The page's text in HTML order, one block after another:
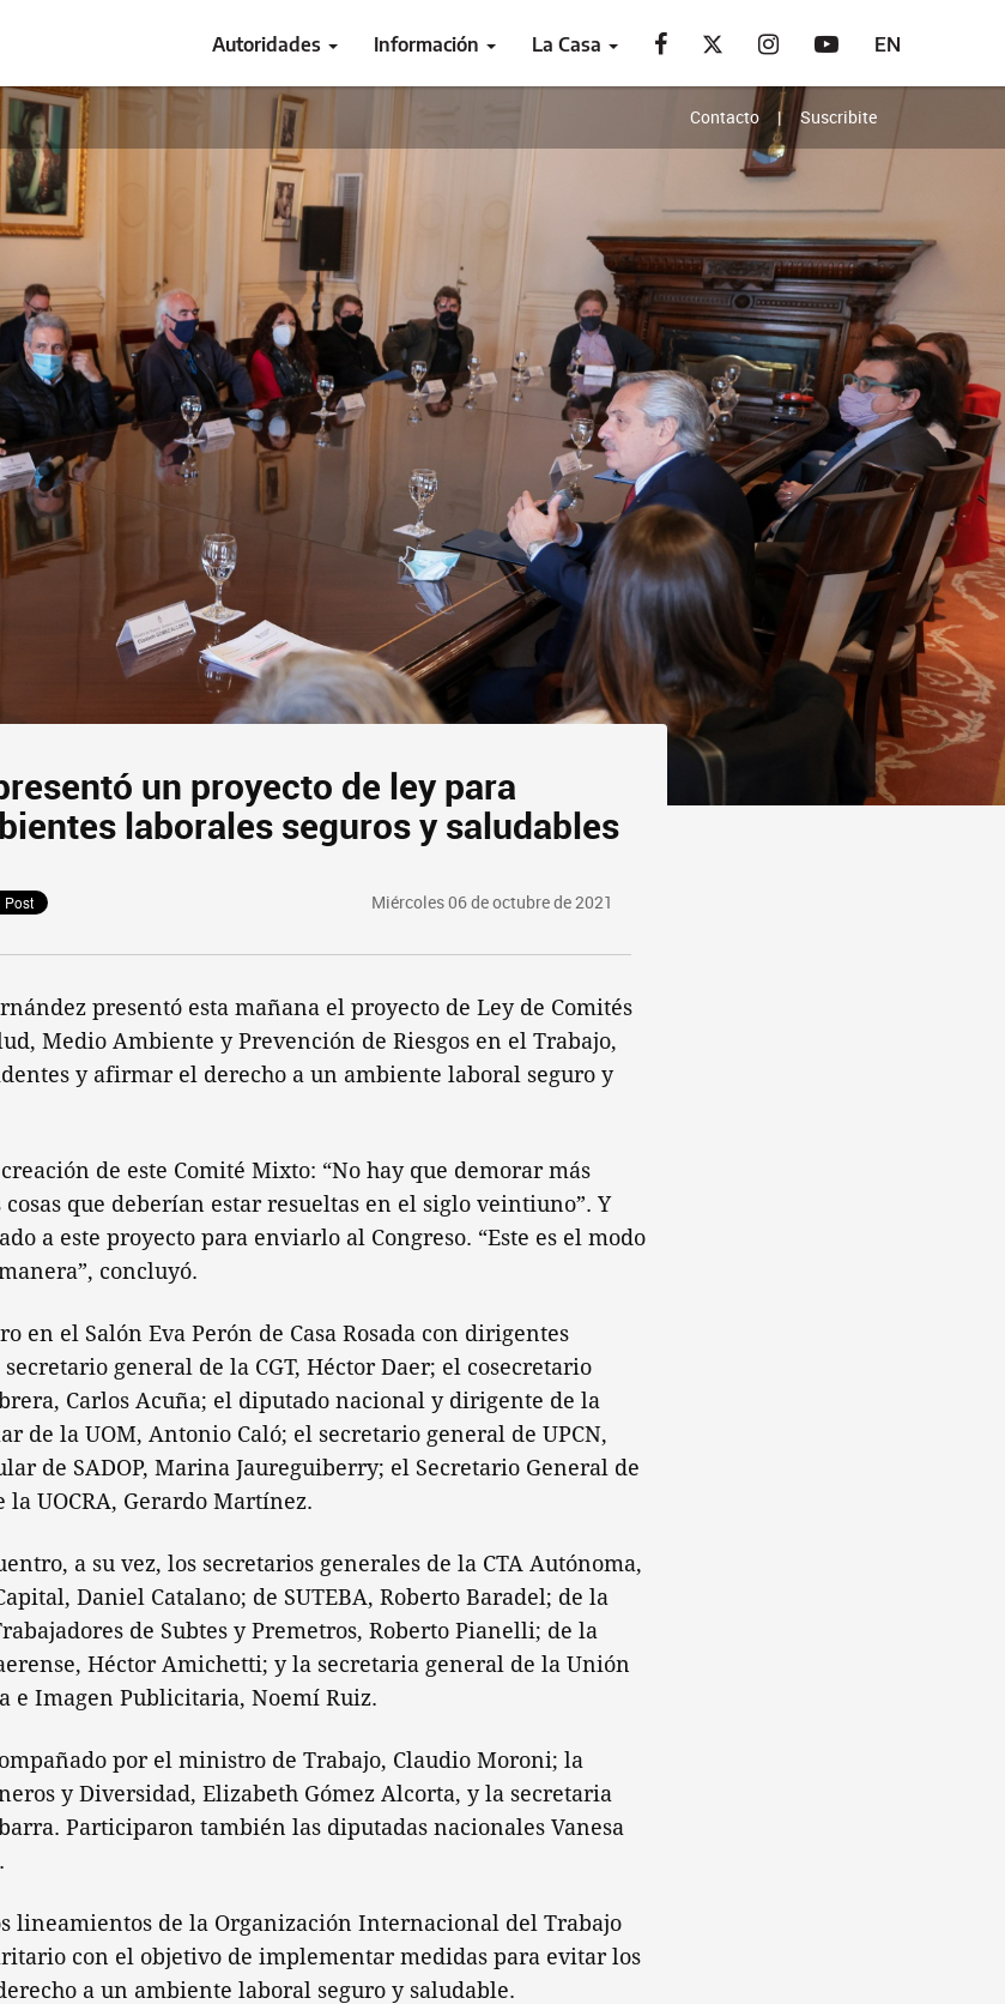
Autoridades Información La Casa EN
Contacto Suscribite
un proyecto de ley para
laborales seguros y saludables
Miércoles 06 de octubre de 2021
presentó esta mañana el proyecto de Ley de Comités
Medio Ambiente y Prevención de Riesgos en el Trabajo,
y afirmar el derecho a un ambiente laboral seguro y
de este Comité Mixto: “No hay que demorar más
que deberían estar resueltas en el siglo veintiuno”. Y
a este proyecto para enviarlo al Congreso. “Este es el modo
concluyó.
en el Salón Eva Perón de Casa Rosada con dirigentes
general de la CGT, Héctor Daer; el cosecretario
Carlos Acuña; el diputado nacional y dirigente de la
de la UOM, Antonio Caló; el secretario general de UPCN,
de SADOP, Marina Jaureguiberry; el Secretario General de
la UOCRA, Gerardo Martínez.
a su vez, los secretarios generales de la CTA Autónoma,
Daniel Catalano; de SUTEBA, Roberto Baradel; de la
de Subtes y Premetros, Roberto Pianelli; de la
Héctor Amichetti; y la secretaria general de la Unión
e Imagen Publicitaria, Noemí Ruiz.
por el ministro de Trabajo, Claudio Moroni; la
y Diversidad, Elizabeth Gómez Alcorta, y la secretaria
Participaron también las diputadas nacionales Vanesa
lineamientos de la Organización Internacional del Trabajo
con el objetivo de implementar medidas para evitar los
a un ambiente laboral seguro y saludable.